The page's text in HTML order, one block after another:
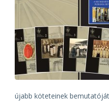
újabb köteteinek bemutatóját